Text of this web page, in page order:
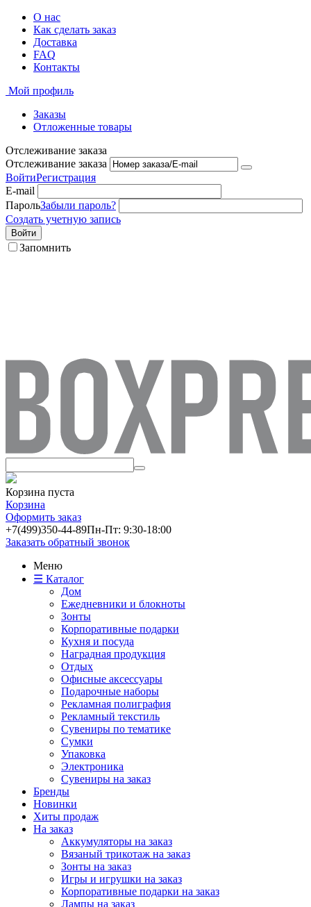
О нас
Как сделать заказ
Доставка
FAQ
Контакты
Мой профиль
Заказы
Отложенные товары
Отслеживание заказа
Отслеживание заказа
ВойтиРегистрация
E-mail
ПарольЗабыли пароль?
Создать учетную запись
Войти
Запомнить
Корзина пуста
Корзина
Оформить заказ
+7(499)350-44-89Пн-Пт: 9:30-18:00
Заказать обратный звонок
Меню
☰ Каталог
Дом
Ежедневники и блокноты
Зонты
Корпоративные подарки
Кухня и посуда
Наградная продукция
Отдых
Офисные аксессуары
Подарочные наборы
Рекламная полиграфия
Рекламный текстиль
Сувениры по тематике
Сумки
Упаковка
Электроника
Сувениры на заказ
Бренды
Новинки
Хиты продаж
На заказ
Аккумуляторы на заказ
Вязаный трикотаж на заказ
Зонты на заказ
Игры и игрушки на заказ
Корпоративные подарки на заказ
Лампы на заказ